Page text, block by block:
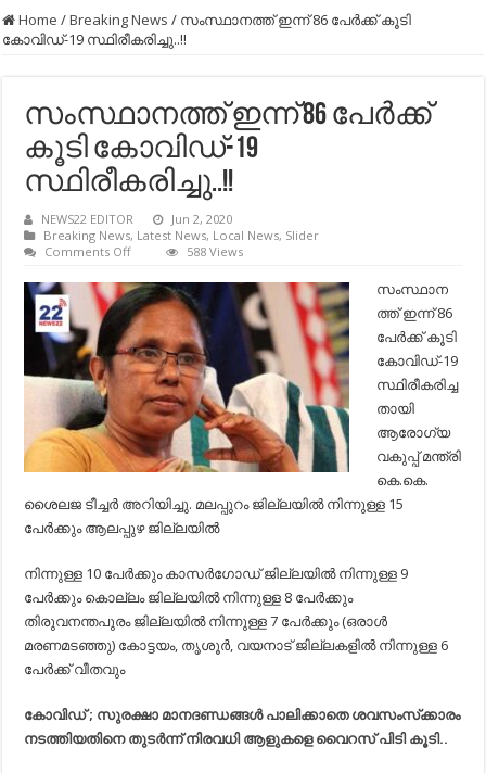
Home /Breaking News / സംസ്ഥാനത്ത് ഇന്ന് 86 പേര്‍ക്ക് കൂടി
കോവിഡ്-19 സ്ഥിരീകരിച്ചു..!!
സംസ്ഥാനത്ത് ഇന്ന് 86 പേര്‍ക്ക്
കൂടി കോവിഡ്-19
സ്ഥിരീകരിച്ചു..!!
NEWS22 EDITOR
Jun 2, 2020
Breaking News, Latest News, Local News, Slider
Comments Offon
ഇന്ന്
86
പേര്‍ക്ക്
കൂടി
കോവിഡ്-19
സ്ഥിരീകരിച്ചു..!!
588 Views
സംസ്ഥാന
ത്ത് ഇന്ന് 86
പേര്‍ക്ക് കൂടി
കോവിഡ്-19
സ്ഥിരീകരിച്ച
തായി
ആരോഗ്യ
വകുപ്പ് മന്ത്രി
കെ.കെ.
ശൈലജ ടീച്ചര്‍ അറിയിച്ചു. മലപ്പുറം ജില്ലയില്‍ നിന്നുള്ള 15
പേര്‍ക്കും ആലപ്പുഴ ജില്ലയില്‍
നിന്നുള്ള 10 പേര്‍ക്കും കാസര്‍ഗോഡ് ജില്ലയില്‍ നിന്നുള്ള 9
പേര്‍ക്കും കൊല്ലം ജില്ലയില്‍ നിന്നുള്ള 8 പേര്‍ക്കും
തിരുവനന്തപുരം ജില്ലയില്‍ നിന്നുള്ള 7 പേര്‍ക്കും (ഒരാള്‍
മരണമടഞ്ഞു) കോട്ടയം, തൃശൂര്‍, വയനാട് ജില്ലകളില്‍ നിന്നുള്ള 6
പേര്‍ക്ക് വീതവും
കോവിഡ് ; സുരക്ഷാ മാനദണ്ഡങ്ങൾ പാലിക്കാതെ ശവസംസ്‌ക്കാരം
നടത്തിയതിനെ തുടർന്ന് നിരവധി ആളുകളെ വൈറസ് പിടി കൂടി..